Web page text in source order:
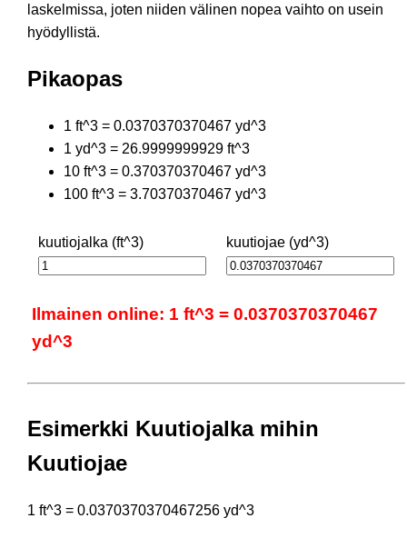
laskelmissa, joten niiden välinen nopea vaihto on usein
hyödyllistä.
Pikaopas
1 ft^3 = 0.0370370370467 yd^3
1 yd^3 = 26.9999999929 ft^3
10 ft^3 = 0.370370370467 yd^3
100 ft^3 = 3.70370370467 yd^3
kuutiojalka (ft^3) kuutiojae (yd^3)
Ilmainen online: 1 ft^3 = 0.0370370370467
yd^3
Esimerkki Kuutiojalka mihin
Kuutiojae
1 ft^3 = 0.0370370370467256 yd^3